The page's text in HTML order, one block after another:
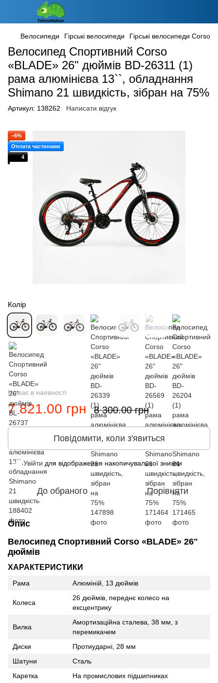
Велосипеди Гірські велосипеди Гірські велосипеди Corso
Велосипед Спортивний Corso
«BLADE» 26" дюймів BD-26311 (1)
рама алюмінієва 13``, обладнання
Shimano 21 швидкість, зібран на 75%
Артикул: 138262 Написати відгук
−6%
Оплата частинами
4
Колір
Немає в наявності
7 821.00 грн 8 300.00 грн
Повідомити, коли з'явиться
% Увійти для відображення накопичувальної знижки
До обраного Порівняти
Опис
Велосипед Спортивний Corso «BLADE» 26"
дюймів
ХАРАКТЕРИСТИКИ
Рама Алюміній, 13 дюймів
Колеса
26 дюймів, переднє колесо на
ексцентрику
Вилка
Амортизаційна сталева, 38 мм, з
перемикачем
Диски
Протиударні, 28 мм
Шатуни
Сталь
Каретка
На промислових підшипниках